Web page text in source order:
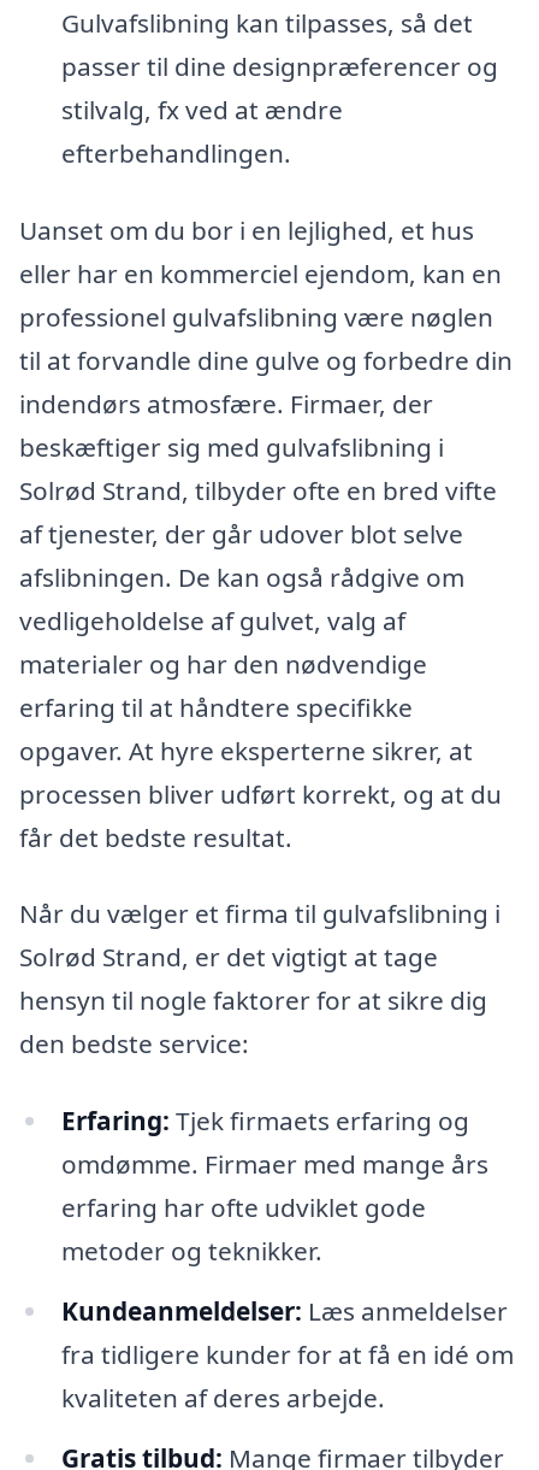
Gulvafslibning kan tilpasses, så det
passer til dine designpræferencer og
stilvalg, fx ved at ændre
efterbehandlingen.
Uanset om du bor i en lejlighed, et hus
eller har en kommerciel ejendom, kan en
professionel gulvafslibning være nøglen
til at forvandle dine gulve og forbedre din
indendørs atmosfære. Firmaer, der
beskæftiger sig med gulvafslibning i
Solrød Strand, tilbyder ofte en bred vifte
af tjenester, der går udover blot selve
afslibningen. De kan også rådgive om
vedligeholdelse af gulvet, valg af
materialer og har den nødvendige
erfaring til at håndtere specifikke
opgaver. At hyre eksperterne sikrer, at
processen bliver udført korrekt, og at du
får det bedste resultat.
Når du vælger et firma til gulvafslibning i
Solrød Strand, er det vigtigt at tage
hensyn til nogle faktorer for at sikre dig
den bedste service:
Erfaring: Tjek firmaets erfaring og
omdømme. Firmaer med mange års
erfaring har ofte udviklet gode
metoder og teknikker.
Kundeanmeldelser: Læs anmeldelser
fra tidligere kunder for at få en idé om
kvaliteten af deres arbejde.
Gratis tilbud: Mange firmaer tilbyder